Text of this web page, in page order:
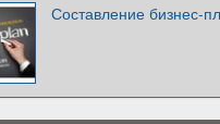
Составление бизнес-